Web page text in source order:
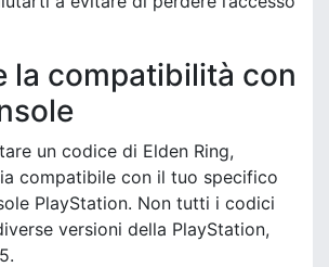
la compatibilità con
un codice di Elden Ring,
compatibile con il tuo specifico
PlayStation. Non tutti i codici
versioni della PlayStation,